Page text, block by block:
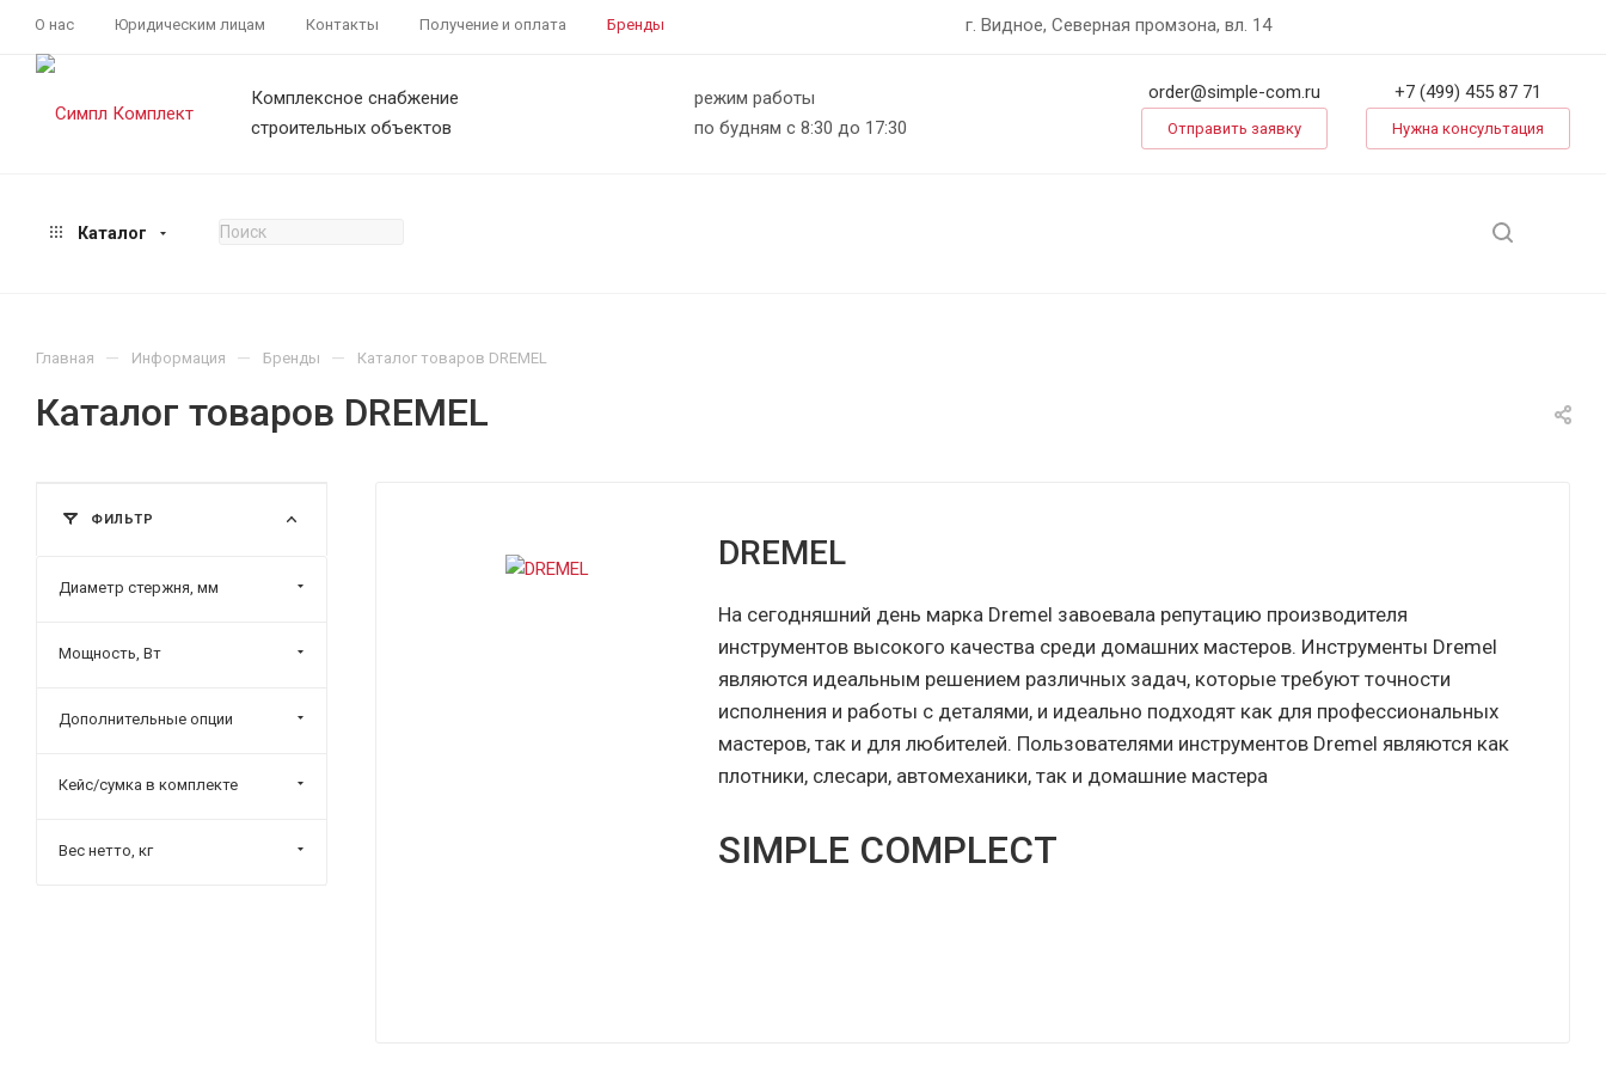
О нас Юридическим лицам Контакты Получение и оплата Бренды г. Видное, Северная промзона, вл. 14
Комплексное снабжение
строительных объектов
режим работы
по будням с 8:30 до 17:30
order@simple-com.ru
Отправить заявку
+7 (499) 455 87 71
Нужна консультация
Каталог
Главная — Информация — Бренды — Каталог товаров DREMEL
Каталог товаров DREMEL
DREMEL
На сегодняшний день марка Dremel завоевала репутацию производителя
инструментов высокого качества среди домашних мастеров. Инструменты Dremel
являются идеальным решением различных задач, которые требуют точности
исполнения и работы с деталями, и идеально подходят как для профессиональных
мастеров, так и для любителей. Пользователями инструментов Dremel являются как
плотники, слесари, автомеханики, так и домашние мастера
SIMPLE COMPLECT
ФИЛЬТР
Диаметр стержня, мм
Мощность, Вт
Дополнительные опции
Кейс/сумка в комплекте
Вес нетто, кг